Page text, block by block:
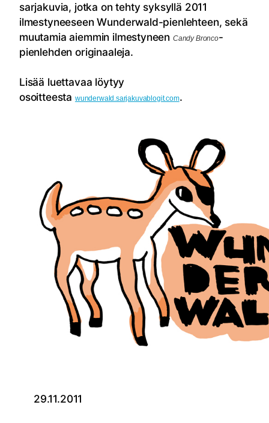
sarjakuvia, jotka on tehty syksyllä 2011
ilmestyneeseen Wunderwald-pienlehteen, sekä
muutamia aiemmin ilmestyneen Candy Bronco-
pienlehden originaaleja.
Lisää luettavaa löytyy
osoitteesta wunderwald.sarjakuvablogit.com.
29.11.2011